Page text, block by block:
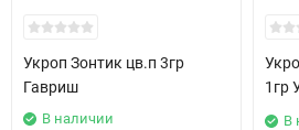
Укроп Зонтик цв.п 3гр
Гавриш
В наличии
1гр
В